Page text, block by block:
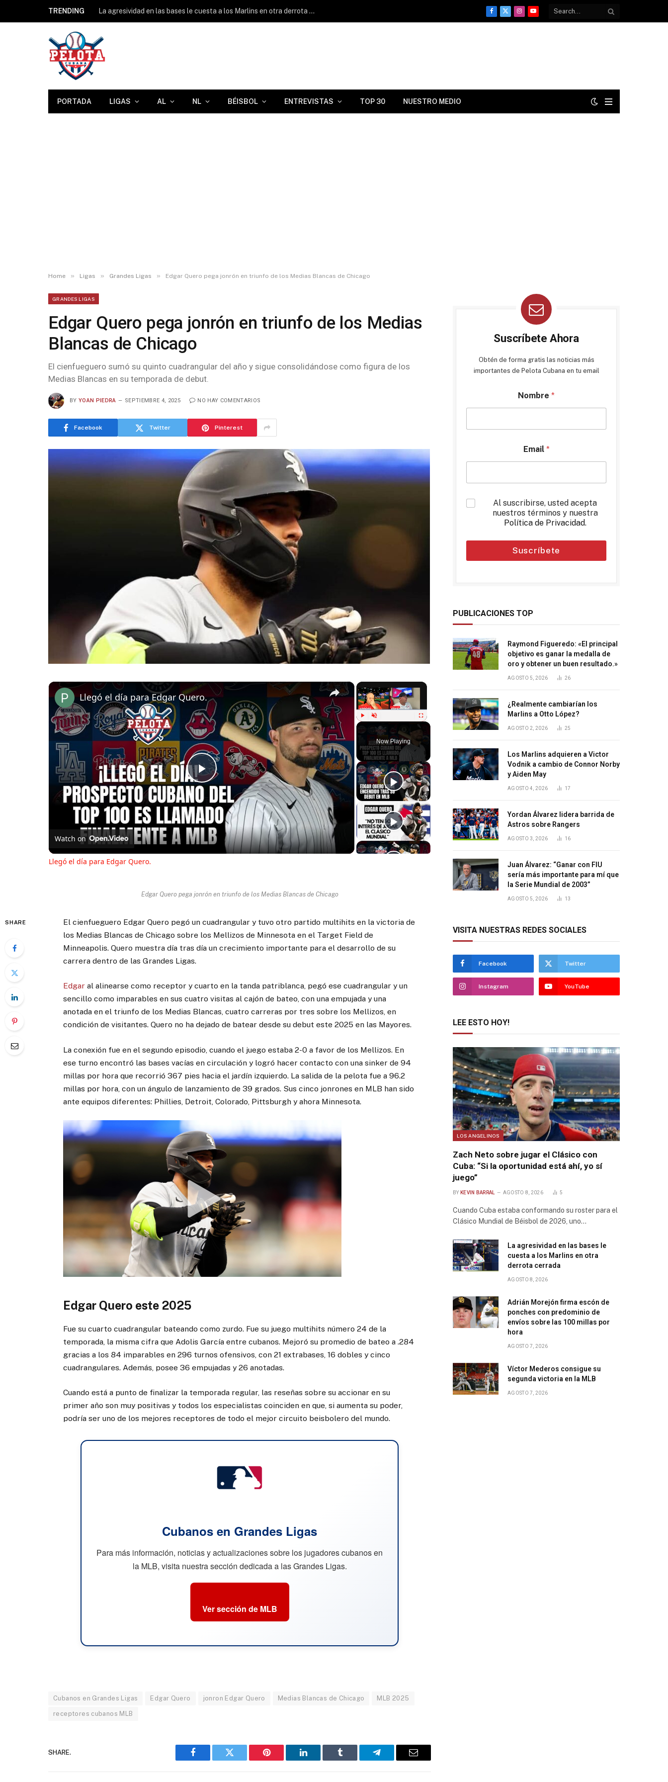
TRENDING La agresividad en las bases le cuesta a los Marlins en otra derrota cerrada
Facebook
X
InstagramYouTube
PORTADA LIGAS AL NL BÉISBOL ENTREVISTAS TOP 30 NUESTRO MEDIO
Home » Ligas » Grandes Ligas » Edgar Quero pega jonrón en triunfo de los Medias Blancas de Chicago
GRANDES LIGAS
Edgar Quero pega jonrón en triunfo de los Medias
Blancas de Chicago
El cienfueguero sumó su quinto cuadrangular del año y sigue consolidándose como figura de los
Medias Blancas en su temporada de debut.
BY YOAN PIEDRA SEPTIEMBRE 4, 2025 NO HAY COMENTARIOS
Facebook Twitter Pinterest
×
Unmute Fullscreen
Now Playing
×
Play
Video
Llegó el día para Edgar Quero.
Watch on
Llegó el día para Edgar Quero.
Edgar Quero pega jonrón en triunfo de los Medias Blancas de Chicago
SHARE
El cienfueguero Edgar Quero pegó un cuadrangular y tuvo otro partido multihits en la victoria de
los Medias Blancas de Chicago sobre los Mellizos de Minnesota en el Target Field de
Minneapolis. Quero muestra día tras día un crecimiento importante para el desarrollo de su
carrera dentro de las Grandes Ligas.
Edgar al alinearse como receptor y cuarto en la tanda patriblanca, pegó ese cuadrangular y un
sencillo como imparables en sus cuatro visitas al cajón de bateo, con una empujada y una
anotada en el triunfo de los Medias Blancas, cuatro carreras por tres sobre los Mellizos, en
condición de visitantes. Quero no ha dejado de batear desde su debut este 2025 en las Mayores.
La conexión fue en el segundo episodio, cuando el juego estaba 2-0 a favor de los Mellizos. En
ese turno encontró las bases vacías en circulación y logró hacer contacto con una sinker de 94
millas por hora que recorrió 367 pies hacia el jardín izquierdo. La salida de la pelota fue a 96.2
millas por hora, con un ángulo de lanzamiento de 39 grados. Sus cinco jonrones en MLB han sido
ante equipos diferentes: Phillies, Detroit, Colorado, Pittsburgh y ahora Minnesota.
Edgar Quero este 2025
Fue su cuarto cuadrangular bateando como zurdo. Fue su juego multihits número 24 de la
temporada, la misma cifra que Adolis García entre cubanos. Mejoró su promedio de bateo a .284
gracias a los 84 imparables en 296 turnos ofensivos, con 21 extrabases, 16 dobles y cinco
cuadrangulares. Además, posee 36 empujadas y 26 anotadas.
Cuando está a punto de finalizar la temporada regular, las reseñas sobre su accionar en su
primer año son muy positivas y todos los especialistas coinciden en que, si aumenta su poder,
podría ser uno de los mejores receptores de todo el mejor circuito beisbolero del mundo.
Cubanos en Grandes Ligas
Para más información, noticias y actualizaciones sobre los jugadores cubanos en
la MLB, visita nuestra sección dedicada a las Grandes Ligas.
Ver sección de MLB
Cubanos en Grandes Ligas Edgar Quero jonron Edgar Quero Medias Blancas de Chicago MLB 2025
receptores cubanos MLB
SHARE.
Facebook Twitter Pinterest LinkedIn Tumblr Telegram Email
Suscríbete Ahora
Obtén de forma gratis las noticias más
importantes de Pelota Cubana en tu email
Nombre *
Email *
*
Al suscribirse, usted acepta
nuestros términos y nuestra
Política de Privacidad.
Suscríbete
PUBLICACIONES TOP
Raymond Figueredo: «El principal
objetivo es ganar la medalla de
oro y obtener un buen resultado.»
AGOSTO 5, 2026 26
¿Realmente cambiarían los
Marlins a Otto López?
AGOSTO 2, 2026 25
Los Marlins adquieren a Victor
Vodnik a cambio de Connor Norby
y Aiden May
AGOSTO 4, 2026 17
Yordan Álvarez lidera barrida de
Astros sobre Rangers
AGOSTO 3, 2026 16
Juan Álvarez: “Ganar con FIU
sería más importante para mí que
la Serie Mundial de 2003”
AGOSTO 5, 2026 13
VISITA NUESTRAS REDES SOCIALES
Facebook Twitter
Instagram YouTube
LEE ESTO HOY!
LOS ANGELINOS
Zach Neto sobre jugar el Clásico con
Cuba: “Si la oportunidad está ahí, yo sí
juego”
BY KEVIN BARRAL AGOSTO 8, 2026 5
Cuando Cuba estaba conformando su roster para el
Clásico Mundial de Béisbol de 2026, uno…
La agresividad en las bases le
cuesta a los Marlins en otra
derrota cerrada
AGOSTO 8, 2026
Adrián Morejón firma escón de
ponches con predominio de
envíos sobre las 100 millas por
hora
AGOSTO 7, 2026
Víctor Mederos consigue su
segunda victoria en la MLB
AGOSTO 7, 2026